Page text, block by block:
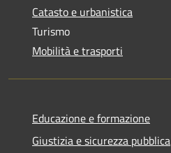
Catasto e urbanistica
Turismo
Mobilità e trasporti
Educazione e formazione
Giustizia e sicurezza pubblica